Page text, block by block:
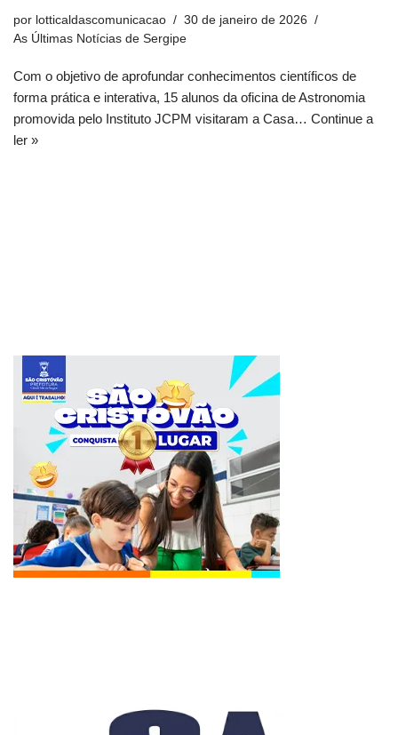
por lotticaldascomunicacao
30 de janeiro de 2026
As Últimas Notícias de Sergipe
Com o objetivo de aprofundar conhecimentos científicos de
forma prática e interativa, 15 alunos da oficina de Astronomia
promovida pelo Instituto JCPM visitaram a Casa… Continue a
ler »